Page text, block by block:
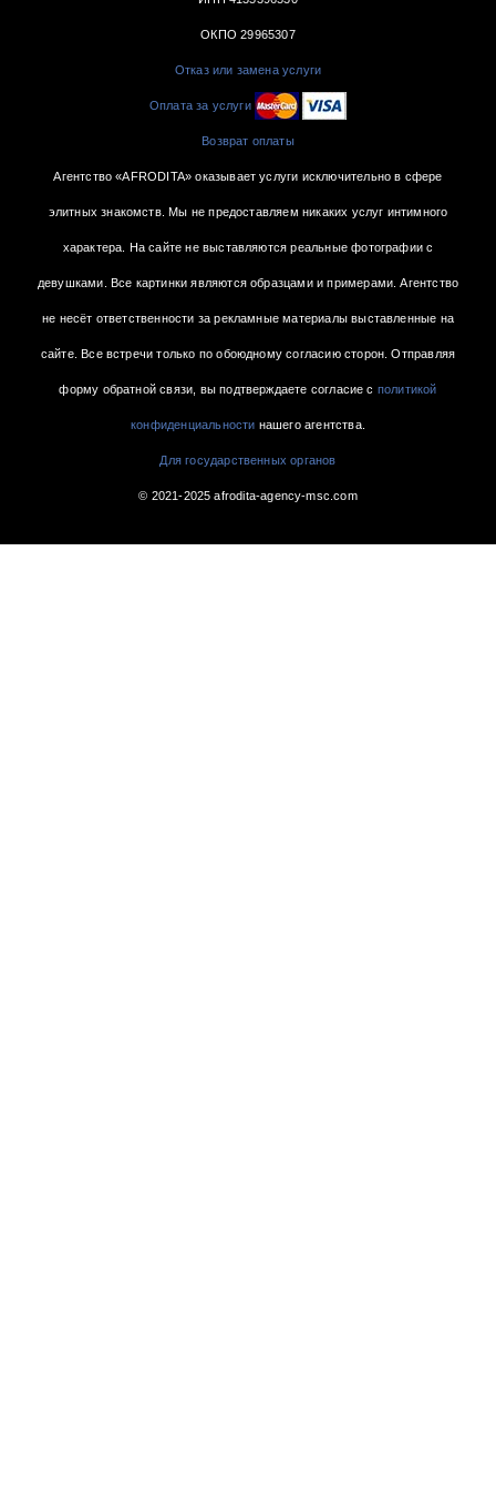
ОКПО 29965307
Отказ или замена услуги
Оплата за услуги
Возврат оплаты
Агентство «AFRODITA» оказывает услуги исключительно в сфере
элитных знакомств. Мы не предоставляем никаких услуг интимного
характера. На сайте не выставляются реальные фотографии с
девушками. Все картинки являются образцами и примерами. Агентство
не несёт ответственности за рекламные материалы выставленные на
сайте. Все встречи только по обоюдному согласию сторон. Отправляя
форму обратной связи, вы подтверждаете согласие с политикой
конфиденциальности нашего агентства.
Для государственных органов
© 2021-2025 afrodita-agency-msc.com